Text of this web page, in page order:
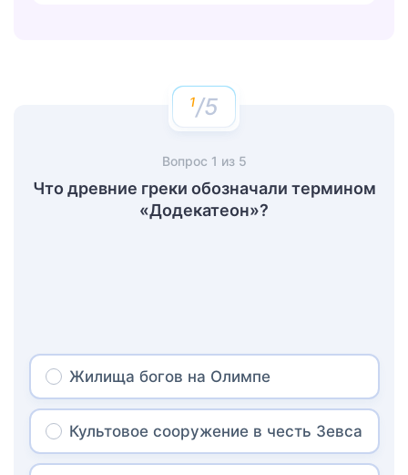
/5
Вопрос 1 из 5
Что древние греки обозначали термином
«Додекатеон»?
Жилища богов на Олимпе
Культовое сооружение в честь Зевса